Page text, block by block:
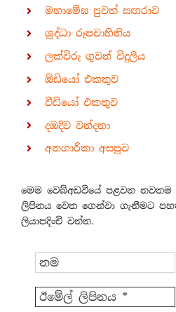
මහාමේඝ පුවත් සඟරාව
ශ්‍රද්ධා රූපවාහිනිය
ලක්විරු ගුවන් විදුලිය
ඕඩියෝ එකතුව
වීඩියෝ එකතුව
දඹදිව වන්දනා
අනගාරිකා අසපුව
මෙම වෙබ්අඩවියේ පළවන
ලිපිනය වෙත ගෙන්වා ගැනීමට
ලියාපදිංචි වන්න.